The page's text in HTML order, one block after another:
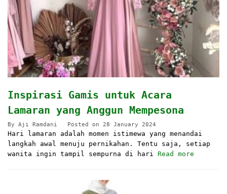
Inspirasi Gamis untuk Acara
Lamaran yang Anggun Mempesona
By Aji Ramdani Posted on 28 January 2024
Hari lamaran adalah momen istimewa yang menandai
langkah awal menuju pernikahan. Tentu saja, setiap
wanita ingin tampil sempurna di hari Read more